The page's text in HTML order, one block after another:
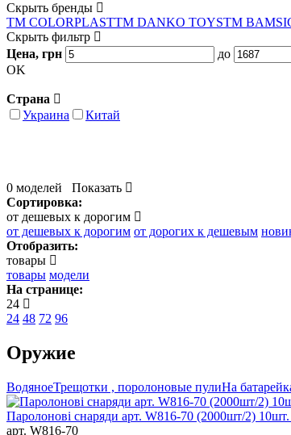
Скрыть бренды
ТМ COLORPLASTТМ DANKO TOYSТМ
Скрыть фильтр
Цена, грн
до
OK
Страна
Украина
Китай
0 моделей
Показать
Сортировка:
от дешевых к дорогим
от дешевых к дорогим от дорогих к дешевым
Отобразить:
товары
товары модели
На странице:
24
24 48 72 96
Оружие
ВодяноеТрещотки , поролоновые пулиНа
Паролонові снаряди арт. W816-70 (2000шт/2)
арт. W816-70